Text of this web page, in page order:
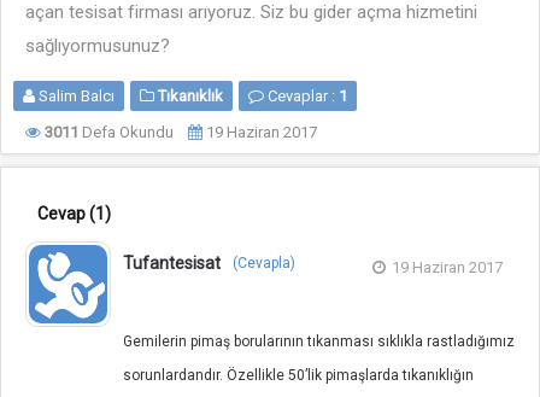
açan tesisat firması arıyoruz. Siz bu gider açma hizmetini
sağlıyormusunuz?
Salim Balcı Tıkanıklık Cevaplar : 1
3011 Defa Okundu 19 Haziran 2017
Cevap(1)
Tufantesisat 19 Haziran 2017
(Cevapla)
Gemilerin pimaş borularının tıkanması sıklıkla rastladığımız
sorunlardandır. Özellikle 50’lik pimaşlarda tıkanıklığın